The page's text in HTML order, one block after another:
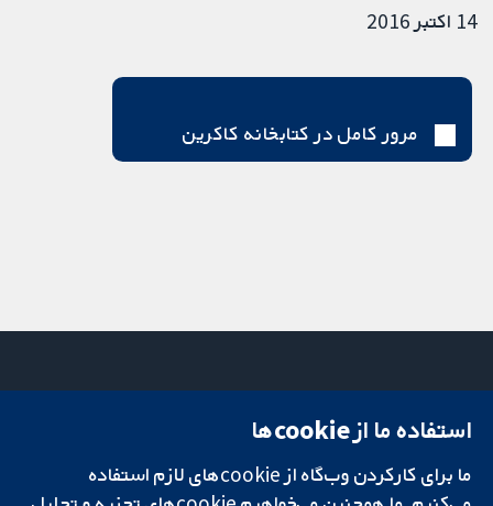
14 اکتبر 2016
مرور کامل در کتابخانه کاکرین
تحقیقات قابل
اعتماد.
میدان کاوندیش
لندن
W1G 0AN
دفتر رسانه‌ای
درباره ما
استفاده ما از cookie‌ها
ما برای کارکردن وب‌گاه از cookie‌های لازم استفاده